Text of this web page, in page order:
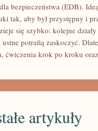
bezpieczeństwa (EDB).
tak, aby był przystępny i
się szybko: kolejne
potrafią zaskoczyć.
ćwiczenia krok po kroku
artykuły